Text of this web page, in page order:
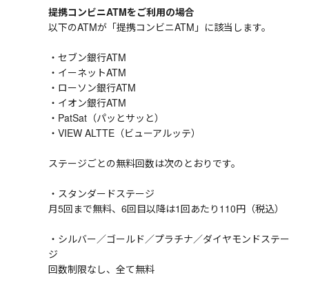
提携コンビニATMをご利用の場合
以下のATMが「提携コンビニATM」に該当します。
・セブン銀行ATM
・イーネットATM
・ローソン銀行ATM
・イオン銀行ATM
・PatSat（パッとサッと）
・VIEW ALTTE（ビューアルッテ）
ステージごとの無料回数は次のとおりです。
・スタンダードステージ
月5回まで無料、6回目以降は1回あたり110円（税込）
・シルバー／ゴールド／プラチナ／ダイヤモンドステー
ジ
回数制限なし、全て無料